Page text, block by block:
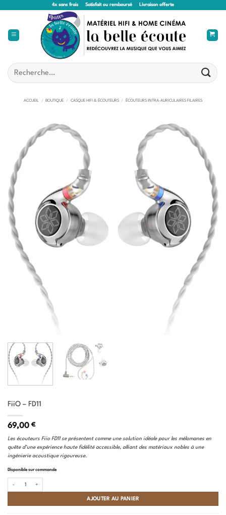
4x sans frais Satisfait ou remboursé Livraison offerte
Recherche
pour :
ACCUEIL / BOUTIQUE / CASQUE HIFI & ÉCOUTEURS / ÉCOUTEURS INTRA-AURICULAIRES FILAIRES
FiiO – FD11
69,00 €
Les écouteurs Fiio FD11 se présentent comme une solution idéale pour les mélomanes en
quête d’une expérience haute fidélité accessible, alliant des matériaux nobles à une
ingénierie acoustique rigoureuse.
Disponible sur commande
AJOUTER AU PANIER